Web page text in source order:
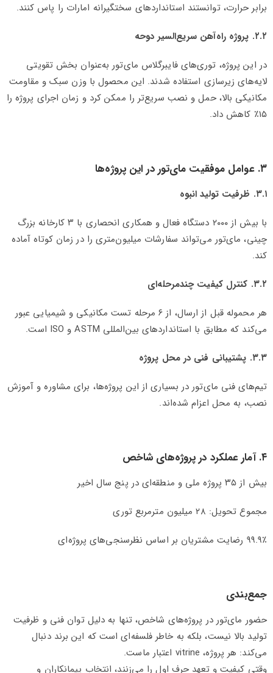
برابر حرارت، توانستند استانداردهای سختگیرانه امارات را پاس کنند.
۲.۲. پروژه راه‌آهن سریع‌السیر دوحه
در این پروژه، توری‌های فایبرگلاس مای‌تور به‌عنوان بخش تقویتی
لایه‌های زیرسازی استفاده شدند. این محصول با وزن سبک و مقاومت
مکانیکی بالا، حمل و نصب سریع‌تر را ممکن کرد و زمان اجرای پروژه را
۱۵٪ کاهش داد.
۳. عوامل موفقیت مای‌تور در این پروژه‌ها
۳.۱. ظرفیت تولید انبوه
با بیش از ۲۰۰۰ دستگاه فعال و همکاری انحصاری با ۳ کارخانه بزرگ
چینی، مای‌تور می‌تواند سفارشات میلیون‌متری را در زمان کوتاه آماده
کند.
۳.۲. کنترل کیفیت چندمرحله‌ای
هر محموله قبل از ارسال، از ۶ مرحله تست مکانیکی و شیمیایی عبور
می‌کند که مطابق با استانداردهای بین‌المللی ASTM و ISO است.
۳.۳. پشتیبانی فنی در محل پروژه
تیم‌های فنی مای‌تور در بسیاری از این پروژه‌ها، برای مشاوره و آموزش
نصب، به محل اعزام شده‌اند.
۴. آمار عملکرد در پروژه‌های شاخص
بیش از ۳۵ پروژه ملی و منطقه‌ای در پنج سال اخیر
مجموع تحویل: ۲۸ میلیون مترمربع توری
۹۹.۹٪ رضایت مشتریان بر اساس نظرسنجی‌های پروژه‌ای
جمع‌بندی
حضور مای‌تور در پروژه‌های شاخص، تنها به دلیل توان فنی و ظرفیت
تولید بالا نیست، بلکه به خاطر فلسفه‌ای است که این برند دنبال
می‌کند: هر پروژه، vitrine اعتبار ماست.
وقتی کیفیت و تعهد حرف اول را می‌زنند، انتخاب پیمانکاران و